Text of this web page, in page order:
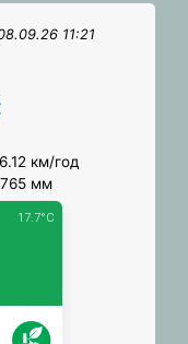
11:21
км/год
765 мм